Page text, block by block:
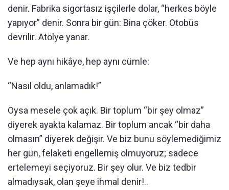
denir. Fabrika sigortasız işçilerle dolar, “herkes böyle
yapıyor” denir. Sonra bir gün: Bina çöker. Otobüs
devrilir. Atölye yanar.
Ve hep aynı hikâye, hep aynı cümle:
“Nasıl oldu, anlamadık!”
Oysa mesele çok açık. Bir toplum “bir şey olmaz”
diyerek ayakta kalamaz. Bir toplum ancak “bir daha
olmasın” diyerek değişir. Ve biz bunu söylemediğimiz
her gün, felaketi engellemiş olmuyoruz; sadece
ertelemeyi seçiyoruz. Bir şey olur. Ve biz tedbir
almadıysak, olan şeye ihmal denir!..